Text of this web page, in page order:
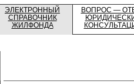
ЭЛЕКТРОННЫЙ
СПРАВОЧНИК
ЖИЛФОНДА
ВОПРОС —